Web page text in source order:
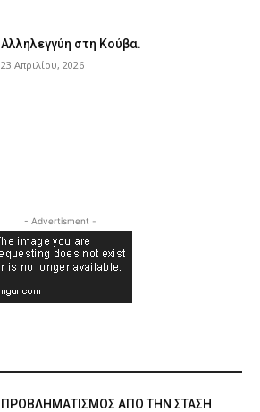
Αλληλεγγύη στη Κούβα.
23 Απριλίου, 2026
- Advertisment -
ΠPOΒΛΗΜΑΤΙΣΜΟΣ ΑΠΟ ΤΗΝ ΣΤΑΣΗ